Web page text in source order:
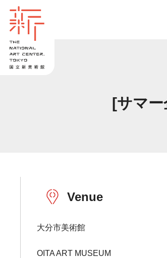
[サマ
Venue
大分市美術館
OITA ART MUSEUM